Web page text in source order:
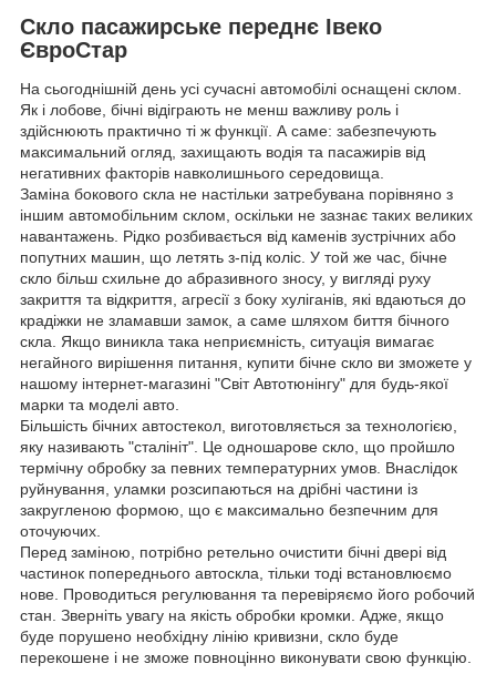
Скло пасажирське переднє Івеко
ЄвроСтар
На сьогоднішній день усі сучасні автомобілі оснащені склом.
Як і лобове, бічні відіграють не менш важливу роль і
здійснюють практично ті ж функції. А саме: забезпечують
максимальний огляд, захищають водія та пасажирів від
негативних факторів навколишнього середовища.
Заміна бокового скла не настільки затребувана порівняно з
іншим автомобільним склом, оскільки не зазнає таких великих
навантажень. Рідко розбивається від каменів зустрічних або
попутних машин, що летять з-під коліс. У той же час, бічне
скло більш схильне до абразивного зносу, у вигляді руху
закриття та відкриття, агресії з боку хуліганів, які вдаються до
крадіжки не зламавши замок, а саме шляхом биття бічного
скла. Якщо виникла така неприємність, ситуація вимагає
негайного вирішення питання, купити бічне скло ви зможете у
нашому інтернет-магазині "Світ Автотюнінгу" для будь-якої
марки та моделі авто.
Більшість бічних автостекол, виготовляється за технологією,
яку називають "сталініт". Це одношарове скло, що пройшло
термічну обробку за певних температурних умов. Внаслідок
руйнування, уламки розсипаються на дрібні частини із
закругленою формою, що є максимально безпечним для
оточуючих.
Перед заміною, потрібно ретельно очистити бічні двері від
частинок попереднього автоскла, тільки тоді встановлюємо
нове. Проводиться регулювання та перевіряємо його робочий
стан. Зверніть увагу на якість обробки кромки. Адже, якщо
буде порушено необхідну лінію кривизни, скло буде
перекошене і не зможе повноцінно виконувати свою функцію.